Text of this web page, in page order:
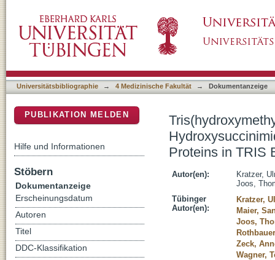
Biotinylation of Peptides and Proteins in
Universitätsbibliographie → 4 Medizinische Fakultät → Dokumentanzeige
Proteins in TRIS
Autor(en):
Kratzer,
Joos,
Tübinger
Autor(en):
Kratzer,
Maier,
Joos,
Zeck,
Wagner,
PUBLIKATION MELDEN
Hilfe und Informationen
Stöbern
Dokumentanzeige
Erscheinungsdatum
Autoren
Titel
DDC-Klassifikation